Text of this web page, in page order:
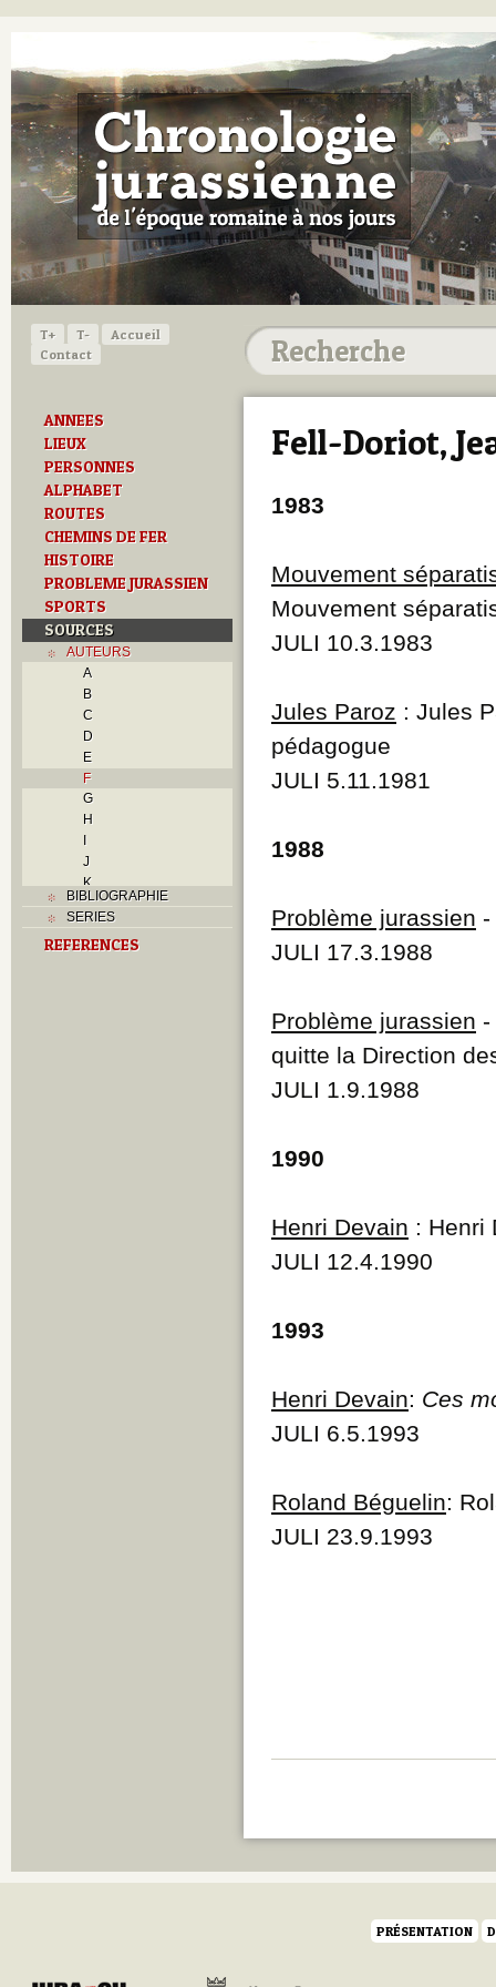
T+ T-
Accueil
Contact
ANNEES
LIEUX
PERSONNES
ALPHABET
ROUTES
CHEMINS DE FER
HISTOIRE
PROBLEME JURASSIEN
SPORTS
SOURCES
AUTEURS
A
B
C
D
E
F
G
H
I
J
K
L
M
N
BIBLIOGRAPHIE
SERIES
REFERENCES
Fell-Doriot,
1983
Mouvement
Mouvement
JULI 10.3.1983
Jules Paroz : Jules
pédagogue
JULI 5.11.1981
1988
Problème jurassien -
JULI 17.3.1988
Problème jurassien -
quitte la Direction
JULI 1.9.1988
1990
Henri Devain : Henri
JULI 12.4.1990
1993
Henri Devain: Ces
JULI 6.5.1993
Roland Béguelin:
JULI 23.9.1993
PRÉSENTATION